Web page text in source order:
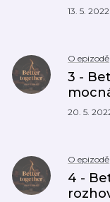
13. 5. 2022
O epizodě
3 -
20. 5.
O epizodě
4 -